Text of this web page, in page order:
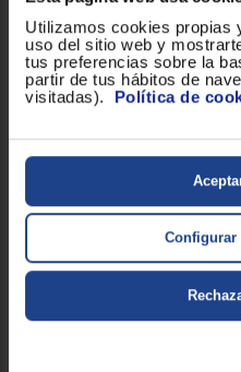
Utilizamos cookies propias
uso del sitio web y
tus preferencias sobre la
partir de tus hábitos de
visitadas). Política de
Configurar
Práctica para un uso
Si te encanta probar todo